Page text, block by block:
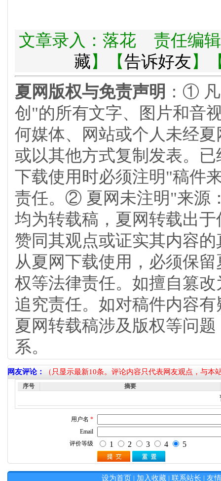
文章录入：落花 责任编
藏】【告诉好友】
夏网版权与免责声明 ：①
创"的所有文字、图片和音
何媒体、网站或个人未经
或以其他方式复制发表。
下载使用时必须注明"稿件
责任。② 夏网未注明"来源
均为转载稿，夏网转载出
赞同其观点或证实其内容
从夏网下载使用，必须保
权等法律责任。如擅自篡
追究责任。如对稿件内容
夏网转载稿涉及版权等问
系。
网友评论： （只显示最新10条。评论内容只代表网友观点，与本
序号 摘要
设为首页 | 加入收藏 | 联系站长 | 友